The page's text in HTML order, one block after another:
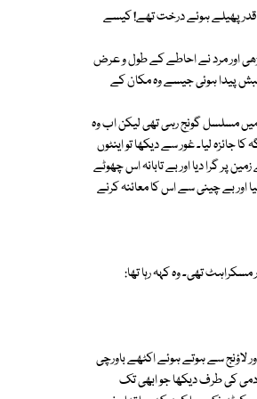
قدر پھیلے ہوئے درخت تھے! کیسے
اور مرد نے احاطے کے طول و عرض
پیدا ہوئی جیسے وہ مکان کے
میں مسلسل گونج رہی تھی لیکن اب وہ
جائزہ لیا۔ غور سے دیکھا تو اینٹوں
پر گرا دیا اور بے تابانہ اس چھوٹے
بے چینی سے اس کا معائنہ کرنے
تھی۔ وہ کہہ رہا تھا:
لاؤنج سے ہوتے ہوئے اکٹھے باورچی
آدمی کی طرف دیکھا جو ابھی تک